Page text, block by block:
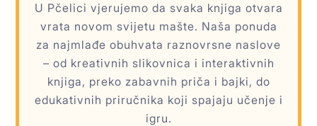
U Pčelici vjerujemo da svaka knjiga otvara
vrata novom svijetu mašte. Naša ponuda
za najmlađe obuhvata raznovrsne naslove
– od kreativnih slikovnica i interaktivnih
knjiga, preko zabavnih priča i bajki, do
edukativnih priručnika koji spajaju učenje i
igru.